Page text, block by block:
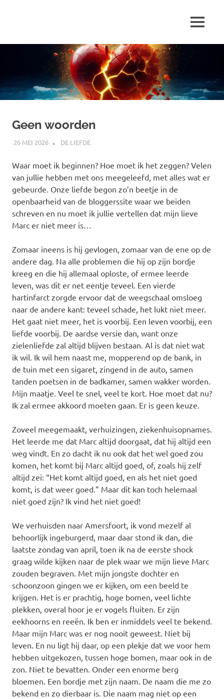
inhoud
schrijft
over
…
MENU
Geen woorden
26 MEI 2026 MARJOLEIN
DE LIEFDE
Waar moet ik beginnen? Hoe moet ik het zeggen? Velen
van jullie hebben met ons meegeleefd, met alles wat er
gebeurde. Onze liefde begon zo’n beetje in de
openbaarheid van de bloggerssite waar we beiden
schreven en nu moet ik jullie vertellen dat mijn lieve
Marc er niet meer is…
Zomaar ineens is hij gevlogen, zomaar van de ene op de
andere dag. Na alle problemen die hij op zijn bordje
kreeg en die hij allemaal oploste, of ermee leerde
leven, was dit er net eentje teveel. Een vierde
hartinfarct zorgde ervoor dat de weegschaal omsloeg
naar de andere kant: teveel schade, het lukt niet meer.
Het gaat niet meer, het is voorbij. Een leven voorbij, een
liefde voorbij. De aardse versie dan, want onze
zielenliefde zal altijd blijven bestaan. Al is dat niet wat
ik wil. Ik wil hem naast me, mopperend op de bank, in
de tuin met een sigaret, zingend in de auto, samen
tanden poetsen in de badkamer, samen wakker worden.
Mijn maatje. Veel te snel, veel te kort. Hoe moet dat nu?
Ik zal ermee akkoord moeten gaan. Er is geen keuze.
Zoveel meegemaakt, verhuizingen, ziekenhuisopnames.
Het leerde me dat Marc altijd doorgaat, dat hij altijd een
weg vindt. En zo dacht ik nu ook dat het wel goed zou
komen, het komt bij Marc altijd goed, of, zoals hij zelf
altijd zei: “Het komt altijd goed, en als het niet goed
komt, is dat weer goed.” Maar dit kan toch helemaal
niet goed zijn? Ik vind het niet goed!
We verhuisden naar Amersfoort, ik vond mezelf al
behoorlijk ingeburgerd, maar daar stond ik dan, die
laatste zondag van april, toen ik na de eerste shock
graag wilde kijken naar de plek waar we mijn lieve Marc
zouden begraven. Met mijn jongste dochter en
schoonzoon gingen we er kijken, om een beeld te
krijgen. Het is er prachtig, hoge bomen, veel lichte
plekken, overal hoor je er vogels fluiten. Er zijn
eekhoorns en reeën. Ik ben er inmiddels veel te bekend.
Maar mijn Marc was er nog nooit geweest. Niet bij
leven. En nu ligt hij daar, op een plekje dat we voor hem
hebben uitgekozen, tussen hoge bomen, maar ook in de
zon. Niet te bevatten. Onder een enorme berg
bloemen. Een bordje met zijn naam. De naam die me zo
bekend en zo dierbaar is. Die naam mag niet op een